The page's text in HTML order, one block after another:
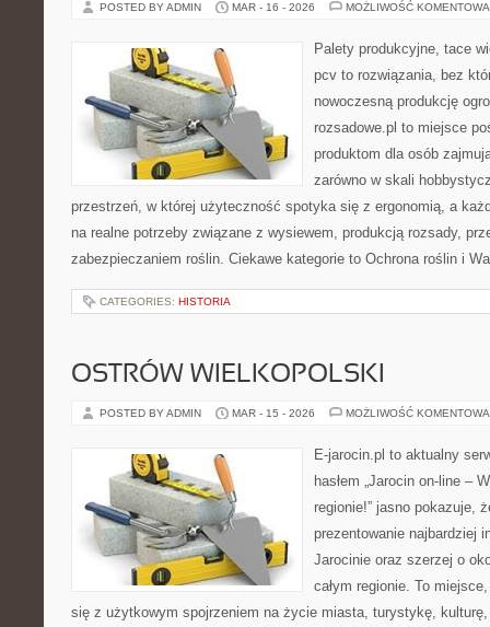
POSTED BY ADMIN MAR - 16 - 2026 MOŻLIWOŚĆ
Palety produkcyjne, tace
pcv to rozwiązania, bez
nowoczesną produkcję
rozsadowe.pl to miejsce
produktom dla osób
zarówno w skali
przestrzeń, w której użyteczność spotyka się z ergonomią, a
na realne potrzeby związane z wysiewem, produkcją rozsady,
zabezpieczaniem roślin. Ciekawe kategorie to Ochrona roślin i
CATEGORIES: HISTORIA
OSTRÓW WIELKOPOLSKI
POSTED BY ADMIN MAR - 15 - 2026 MOŻLIWOŚĆ
E-jarocin.pl to aktualny
hasłem „Jarocin on-line –
regionie!” jasno pokazuje,
prezentowanie najbardziej
Jarocinie oraz szerzej o
całym regionie. To
się z użytkowym spojrzeniem na życie miasta, turystykę,